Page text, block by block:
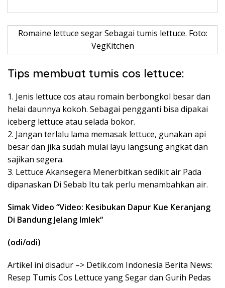
Romaine lettuce segar Sebagai tumis lettuce. Foto:
VegKitchen
Tips membuat tumis cos lettuce:
1. Jenis lettuce cos atau romain berbongkol besar dan
helai daunnya kokoh. Sebagai pengganti bisa dipakai
iceberg lettuce atau selada bokor.
2. Jangan terlalu lama memasak lettuce, gunakan api
besar dan jika sudah mulai layu langsung angkat dan
sajikan segera.
3. Lettuce Akansegera Menerbitkan sedikit air Pada
dipanaskan Di Sebab Itu tak perlu menambahkan air.
Simak Video “Video: Kesibukan Dapur Kue Keranjang
Di Bandung Jelang Imlek“
(odi/odi)
Artikel ini disadur –> Detik.com Indonesia Berita News:
Resep Tumis Cos Lettuce yang Segar dan Gurih Pedas